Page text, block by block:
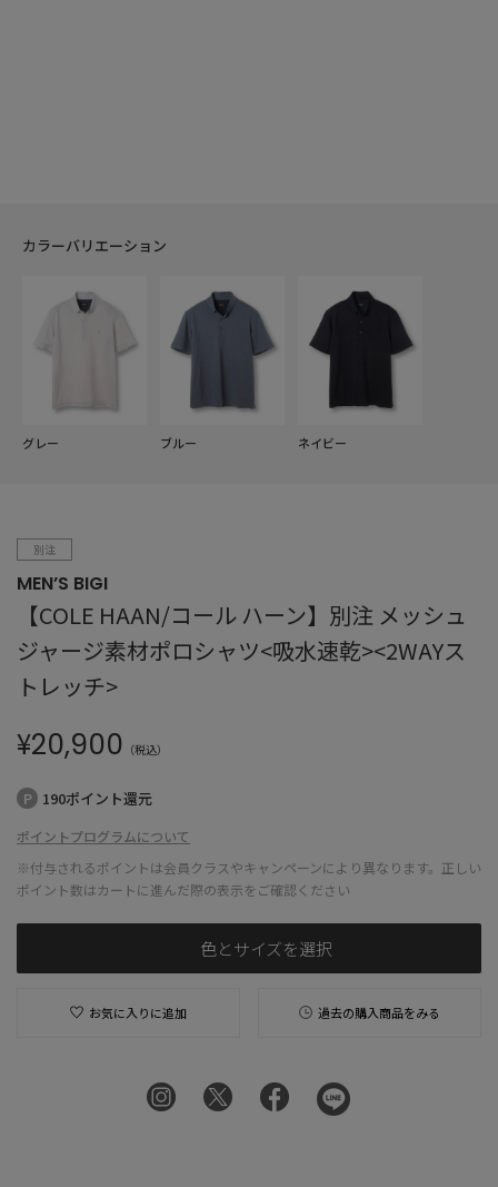
カラーバリエーション
グレー ブルー ネイビー
別注
MEN’S BIGI
【COLE HAAN/コール ハーン】別注 メッシュ
ジャージ素材ポロシャツ<吸水速乾><2WAYス
トレッチ>
¥20,900 （税込）
190ポイント還元
ポイントプログラムについて
※付与されるポイントは会員クラスやキャンペーンにより異なります。正しい
ポイント数はカートに進んだ際の表示をご確認ください
色とサイズを選択
お気に入りに追加 過去の購入商品をみる